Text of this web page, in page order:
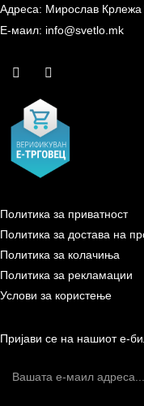
Адреса: Мирослав Крлежа
Е-маил: info@svetlo.mk
Политика за приватност
Политика за достава на
Политика за колачиња
Политика за рекламации
Услови за користење
Пријави се на нашиот е-